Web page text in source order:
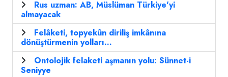
Rus uzman: AB, Müslüman Türkiye'yi
almayacak
Felâketi, topyekûn diriliş imkânına
dönüştürmenin yolları...
Ontolojik felaketi aşmanın yolu: Sünnet-i
Seniyye